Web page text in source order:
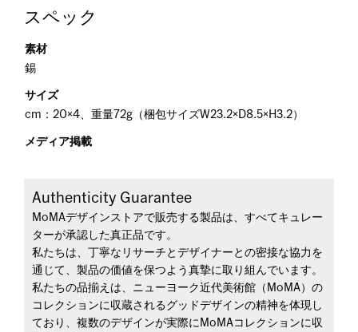
スペック
素材
錫
サイズ
cm：20×4、重量72g（梱包サイズW23.2×D8.5×H3.2）
メディア掲載
Authenticity Guarantee
MoMAデザインストアで販売する製品は、すべてキュレー
ターが承認した真正品です。
私たちは、丁寧なリサーチとデザイナーとの密接な協力を
通じて、製品の価値を保つよう真摯に取り組んでいます。
私たちの品揃えは、ニューヨーク近代美術館（MoMA）の
コレクションに収蔵されるグッドデザインの精神を体現し
ており、複数のデザインが実際にMoMAコレクションに収